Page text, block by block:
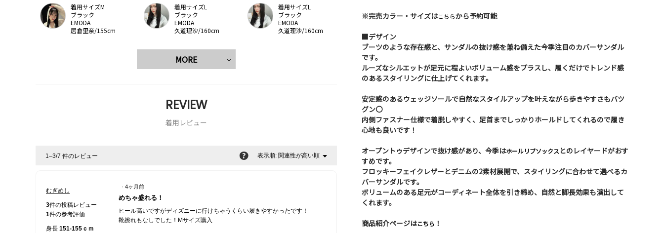
着用サイズM
ブラック
EMODA
居倉里奈/155cm
着用サイズL
ブラック
EMODA
久道理沙/160cm
着用サイズL
ブラック
EMODA
久道理沙/160cm
MORE
REVIEW
着用レビュー
1–3/7 件のレビュー ? 表示順: 関連性が高い順 ▼
メ
むぎめし
3件の投稿レビュー
1件の参考評価
身長 151-155ｃｍ
5
／
5
· 4ヶ月前
めちゃ盛れる！
ヒール高いですがディズニーに行けちゃうくらい履きやすかったです！
靴擦れもなしでした！Mサイズ購入
※完売カラー・サイズはこちらから予約可能
■デザイン
ブーツのような存在感と、サンダルの抜け感を兼ね備えた今季注目のカバーサンダル
です。
ルーズなシルエットが足元に程よいボリューム感をプラスし、履くだけでトレンド感
のあるスタイリングに仕上げてくれます。
安定感のあるウェッジソールで自然なスタイルアップを叶えながら歩きやすさもバツ
グン〇
内側ファスナー仕様で着脱しやすく、足首までしっかりホールドしてくれるので履き
心地も良いです！
オープントゥデザインで抜け感があり、今季はホールリブソックス とのレイヤードがおす
すめです。
フロッキーフェイクレザーとデニムの2素材展開で、スタイリングに合わせて選べるカ
バーサンダルです。
ボリュームのある足元がコーディネート全体を引き締め、自然と脚長効果も演出して
くれます。
商品紹介ページはこちら ！